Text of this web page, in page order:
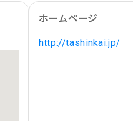
ホームページ
http://tashinkai.jp/